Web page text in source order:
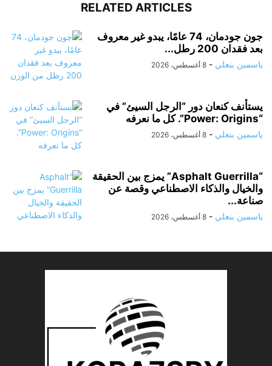
RELATED ARTICLES
جون جودمان، 74 عامًا، يبدو غير معروف
بعد فقدان 200 رطل...
ياسمين بنعلي - 8 أغسطس، 2026
يستأنف كنعان دور “الرجل السيئ” في
“Power: Origins”. كل ما نعرفه
ياسمين بنعلي - 8 أغسطس، 2026
“Asphalt Guerrilla” يمزج بين الحقيقة
والخيال والذكاء الاصطناعي وقصة عن
صناعة...
ياسمين بنعلي - 8 أغسطس، 2026